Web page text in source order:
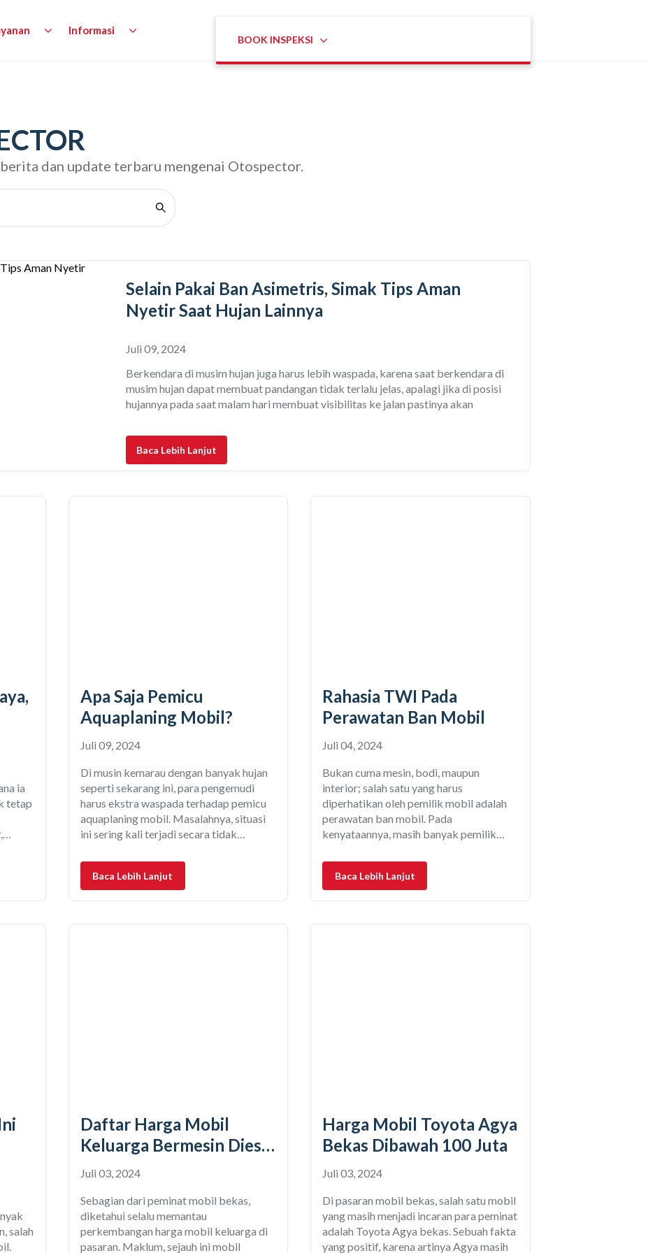
Informasi
dan update terbaru mengenai Otospector.
Selain Pakai Ban Asimetris, Simak Tips Aman
Nyetir Saat Hujan Lainnya
Juli 09, 2024
Berkendara di musim hujan juga harus lebih waspada, karena saat berkendara di
musim hujan dapat membuat pandangan tidak terlalu jelas, apalagi jika di posisi
hujannya pada saat malam hari membuat visibilitas ke jalan pastinya akan
pengemudi haruslah berkendara dengan aman, namun bedanya saat berkendara
Baca Lebih Lanjut
ia
tetap
Apa Saja Pemicu
Aquaplaning Mobil?
Juli 09, 2024
Di musin kemarau dengan banyak hujan
seperti sekarang ini, para pengemudi
harus ekstra waspada terhadap pemicu
aquaplaning mobil. Masalahnya, situasi
ini sering kali terjadi secara tidak
perjalanan, mobil tergelincir dan
meluncur tanpa terkendali. Ujung-
Kabar baiknya, kondisi aquaplaning ini
Baca Lebih Lanjut
Rahasia TWI Pada
Perawatan Ban Mobil
Juli 04, 2024
Bukan cuma mesin, bodi, maupun
interior; salah satu yang harus
diperhatikan oleh pemilik mobil adalah
perawatan ban mobil. Pada
kenyataannya, masih banyak pemilik
mobilnya. Entah itu sudah retak, alur
tapak sudah botak, atau bahkan usia ban
adalah
Baca Lebih Lanjut
salah
Daftar Harga Mobil
Keluarga Bermesin Diesel
2025 Rp 100 Jutaan
Juli 03, 2024
Sebagian dari peminat mobil bekas,
diketahui selalu memantau
perkembangan harga mobil keluarga di
pasaran. Maklum, sejauh ini mobil
Harga Mobil Toyota Agya
Bekas Dibawah 100 Juta
Juli 03, 2024
Di pasaran mobil bekas, salah satu mobil
yang masih menjadi incaran para peminat
adalah Toyota Agya bekas. Sebuah fakta
yang positif, karena artinya Agya masih
BOOK INSPEKSI